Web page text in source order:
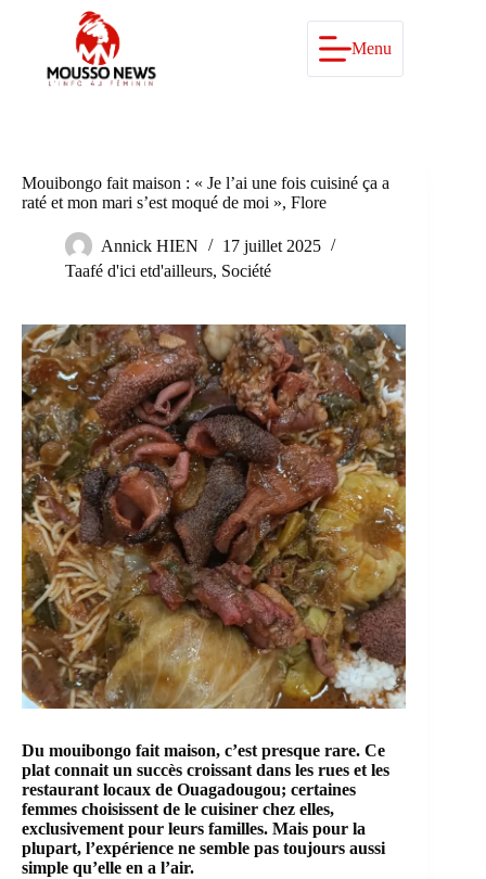
Menu
Mouibongo fait maison : « Je l’ai une fois cuisiné ça a
raté et mon mari s’est moqué de moi », Flore
Annick HIEN
17 juillet 2025
Taafé d'ici etd'ailleurs, Société
Du mouibongo fait maison, c’est presque rare. Ce
plat connait un succès croissant dans les rues et les
restaurant locaux de Ouagadougou; certaines
femmes choisissent de le cuisiner chez elles,
exclusivement pour leurs familles. Mais pour la
plupart, l’expérience ne semble pas toujours aussi
simple qu’elle en a l’air.